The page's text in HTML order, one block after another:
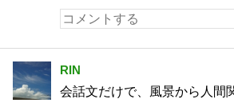
RIN
会話文だけで、風景から人間